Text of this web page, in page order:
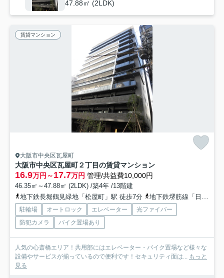
47.88㎡ (2LDK)
賃貸マンション
大阪市中央区瓦屋町
大阪市中央区瓦屋町２丁目の賃貸マンション
16.9万円～17.7万円 管理/共益費10,000円
46.35㎡～47.88㎡ (2LDK) /築4年 /13階建
地下鉄長堀鶴見緑地「松屋町」駅 徒歩7分
地下鉄堺筋線「日本橋」駅 徒歩8分
駐輪場 オートロック エレベーター
光ファイバー
防犯カメラ
バイク置場あり
人気の心斎橋エリア！共用部にはエレベーター・バイク置場など様々な
設備やサービスが揃っているので便利です！セキュリティ面は... もっと
見る